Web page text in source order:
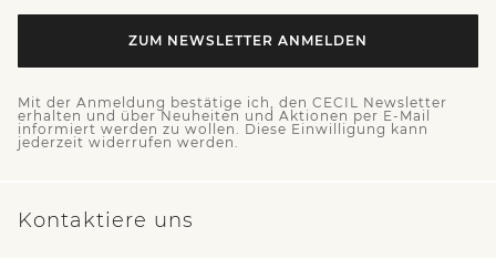
ZUM NEWSLETTER ANMELDEN
Mit der Anmeldung bestätige ich, den CECIL Newsletter
erhalten und über Neuheiten und Aktionen per E-Mail
informiert werden zu wollen. Diese Einwilligung kann
jederzeit widerrufen werden.
Kontaktiere uns